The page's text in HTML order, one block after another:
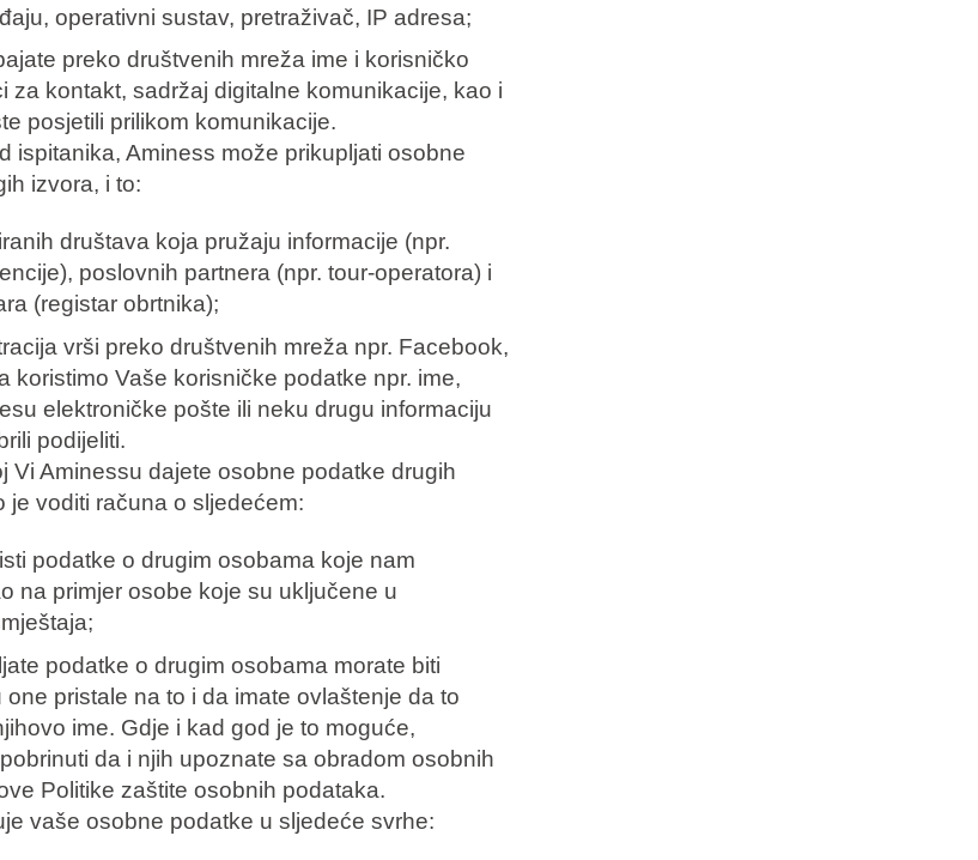
operativni sustav, pretraživač, IP adresa;
preko društvenih mreža ime i korisničko
za kontakt, sadržaj digitalne komunikacije, kao i
posjetili prilikom komunikacije.
ispitanika, Aminess može prikupljati osobne
izvora, i to:
društava koja pružaju informacije (npr.
poslovnih partnera (npr. tour-operatora) i
(registar obrtnika);
vrši preko društvenih mreža npr. Facebook,
koristimo Vaše korisničke podatke npr. ime,
elektroničke pošte ili neku drugu informaciju
podijeliti.
Vi Aminessu dajete osobne podatke drugih
je voditi računa o sljedećem:
podatke o drugim osobama koje nam
na primjer osobe koje su uključene u
podatke o drugim osobama morate biti
one pristale na to i da imate ovlaštenje da to
ime. Gdje i kad god je to moguće,
da i njih upoznate sa obradom osobnih
Politike zaštite osobnih podataka.
vaše osobne podatke u sljedeće svrhe: